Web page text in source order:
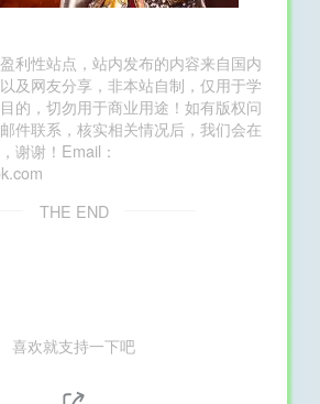
利性站点，站内发布的内容来自国内
及网友分享，非本站自制，仅用于学
的，切勿用于商业用途！如有版权问
件联系，核实相关情况后，我们会在
谢谢！Email：
THE END
喜欢就支持一下吧